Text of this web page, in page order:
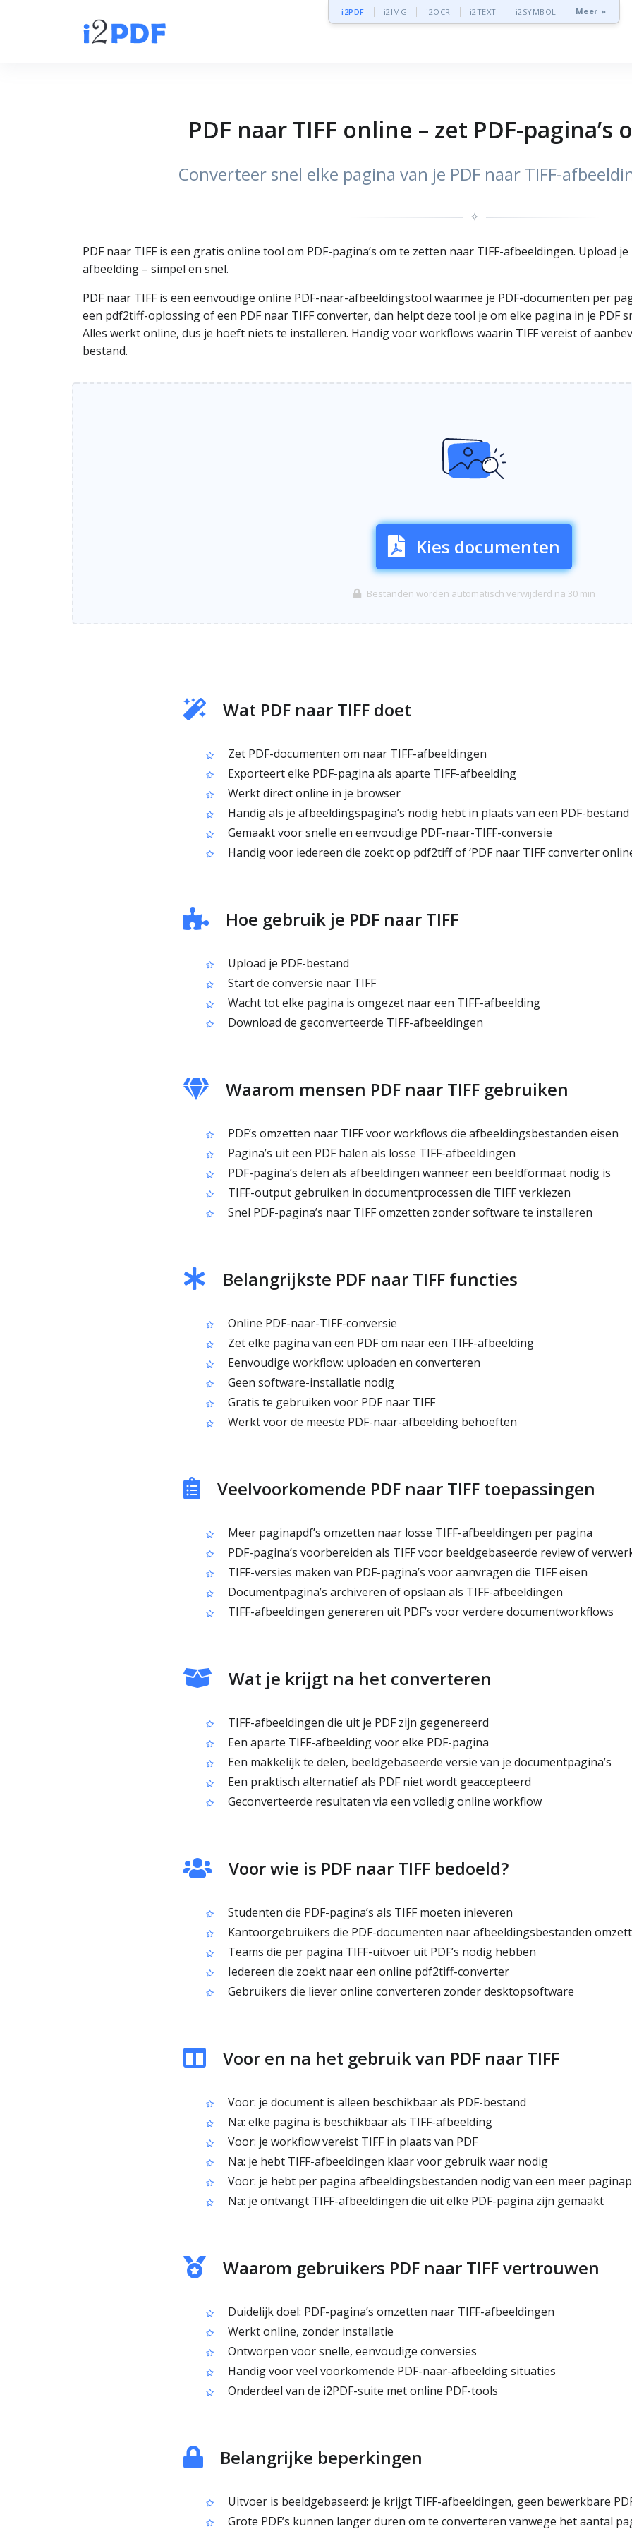
i2PDF i2IMG i2OCR i2TEXT i2SYMBOL Meer »
PDF naar TIFF online – zet PDF-pagina’s
Converteer snel elke pagina van je PDF naar TIFF-
✧
PDF naar TIFF is een gratis online tool om PDF-pagina’s om te zetten naar TIFF-afbeeldingen. Upload
afbeelding – simpel en snel.
PDF naar TIFF is een eenvoudige online PDF-naar-afbeeldingstool waarmee je PDF-documenten per
een pdf2tiff-oplossing of een PDF naar TIFF converter, dan helpt deze tool je om elke pagina in je PDF
Alles werkt online, dus je hoeft niets te installeren. Handig voor workflows waarin TIFF vereist of
bestand.
Kies documenten
Bestanden worden automatisch verwijderd na 30 min
Wat PDF naar TIFF doet
Zet PDF-documenten om naar TIFF-afbeeldingen
Exporteert elke PDF-pagina als aparte TIFF-afbeelding
Werkt direct online in je browser
Handig als je afbeeldingspagina’s nodig hebt in plaats van een PDF-bestand
Gemaakt voor snelle en eenvoudige PDF-naar-TIFF-conversie
Handig voor iedereen die zoekt op pdf2tiff of ‘PDF naar TIFF converter
Hoe gebruik je PDF naar TIFF
Upload je PDF-bestand
Start de conversie naar TIFF
Wacht tot elke pagina is omgezet naar een TIFF-afbeelding
Download de geconverteerde TIFF-afbeeldingen
Waarom mensen PDF naar TIFF gebruiken
PDF’s omzetten naar TIFF voor workflows die afbeeldingsbestanden eisen
Pagina’s uit een PDF halen als losse TIFF-afbeeldingen
PDF-pagina’s delen als afbeeldingen wanneer een beeldformaat nodig is
TIFF-output gebruiken in documentprocessen die TIFF verkiezen
Snel PDF-pagina’s naar TIFF omzetten zonder software te installeren
Belangrijkste PDF naar TIFF functies
Online PDF-naar-TIFF-conversie
Zet elke pagina van een PDF om naar een TIFF-afbeelding
Eenvoudige workflow: uploaden en converteren
Geen software-installatie nodig
Gratis te gebruiken voor PDF naar TIFF
Werkt voor de meeste PDF-naar-afbeelding behoeften
Veelvoorkomende PDF naar TIFF toepassingen
Meer paginapdf’s omzetten naar losse TIFF-afbeeldingen per pagina
PDF-pagina’s voorbereiden als TIFF voor beeldgebaseerde review of
TIFF-versies maken van PDF-pagina’s voor aanvragen die TIFF eisen
Documentpagina’s archiveren of opslaan als TIFF-afbeeldingen
TIFF-afbeeldingen genereren uit PDF’s voor verdere documentworkflows
Wat je krijgt na het converteren
TIFF-afbeeldingen die uit je PDF zijn gegenereerd
Een aparte TIFF-afbeelding voor elke PDF-pagina
Een makkelijk te delen, beeldgebaseerde versie van je documentpagina’s
Een praktisch alternatief als PDF niet wordt geaccepteerd
Geconverteerde resultaten via een volledig online workflow
Voor wie is PDF naar TIFF bedoeld?
Studenten die PDF-pagina’s als TIFF moeten inleveren
Kantoorgebruikers die PDF-documenten naar afbeeldingsbestanden
Teams die per pagina TIFF-uitvoer uit PDF’s nodig hebben
Iedereen die zoekt naar een online pdf2tiff-converter
Gebruikers die liever online converteren zonder desktopsoftware
Voor en na het gebruik van PDF naar TIFF
Voor: je document is alleen beschikbaar als PDF-bestand
Na: elke pagina is beschikbaar als TIFF-afbeelding
Voor: je workflow vereist TIFF in plaats van PDF
Na: je hebt TIFF-afbeeldingen klaar voor gebruik waar nodig
Voor: je hebt per pagina afbeeldingsbestanden nodig van een meer
Na: je ontvangt TIFF-afbeeldingen die uit elke PDF-pagina zijn gemaakt
Waarom gebruikers PDF naar TIFF vertrouwen
Duidelijk doel: PDF-pagina’s omzetten naar TIFF-afbeeldingen
Werkt online, zonder installatie
Ontworpen voor snelle, eenvoudige conversies
Handig voor veel voorkomende PDF-naar-afbeelding situaties
Onderdeel van de i2PDF-suite met online PDF-tools
Belangrijke beperkingen
Uitvoer is beeldgebaseerd: je krijgt TIFF-afbeeldingen, geen bewerkbare
Grote PDF’s kunnen langer duren om te converteren vanwege het aantal